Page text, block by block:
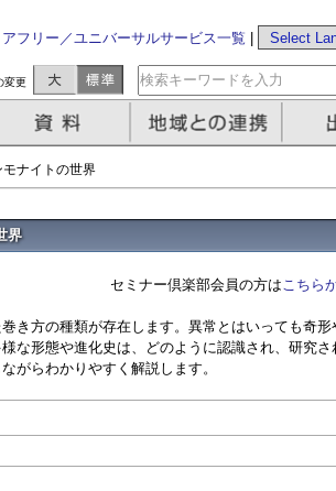
フリー／ユニバーサルサービス一覧
変更
ナイトの世界
界
セミナー倶楽部会員の方はこちら
き方の種類が存在します。異常とはいっても奇形
な形態や進化史は、どのように認識され、研究さ
がらわかりやすく解説します。